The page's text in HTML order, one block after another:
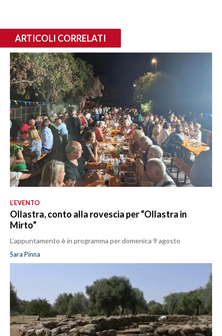
ARTICOLI CORRELATI
L’EVENTO
Ollastra, conto alla rovescia per “Ollastra in
Mirto”
L’appuntamento è in programma per domenica 9 agosto
Sara Pinna